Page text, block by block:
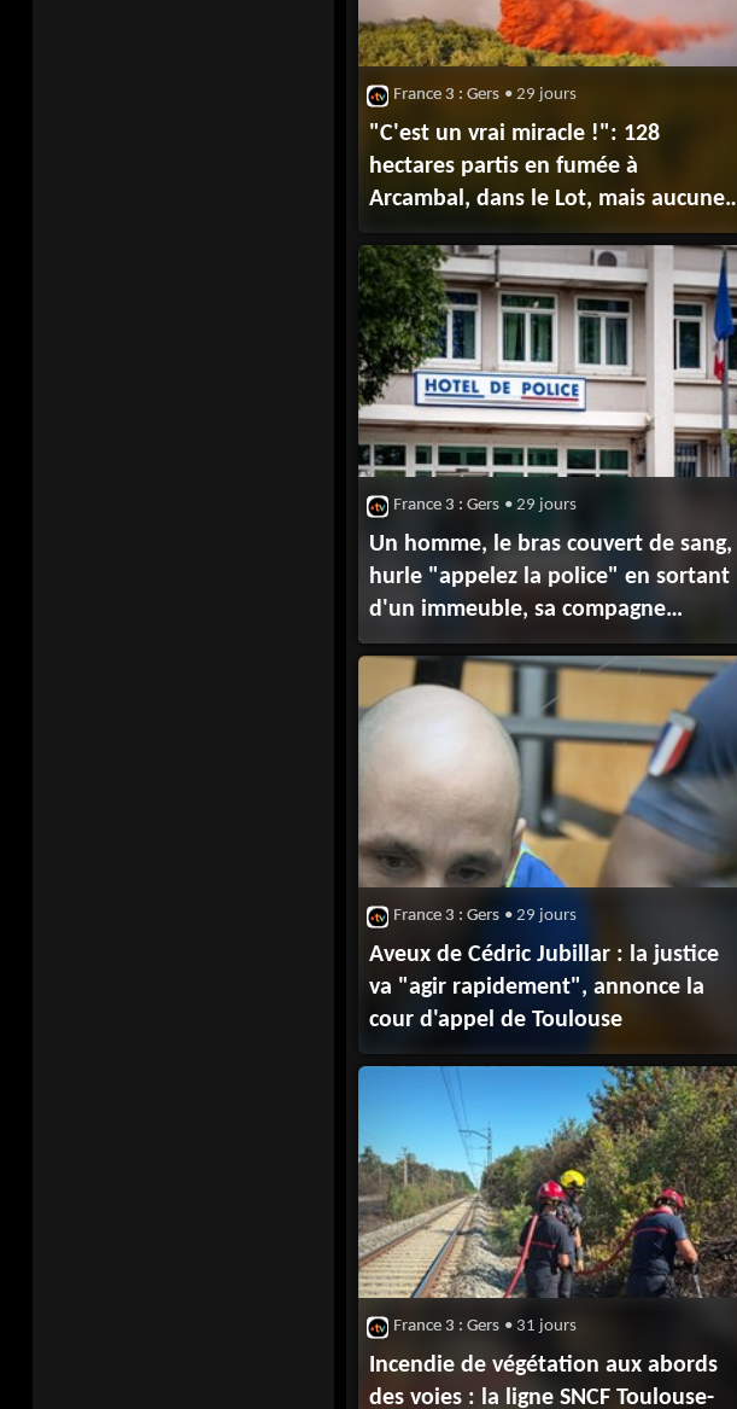
France 3 : Gers • 29 jours
"C'est un vrai miracle !": 128
hectares partis en fumée à
Arcambal, dans le Lot, mais aucune
France 3 : Gers • 29 jours
Un homme, le bras couvert de sang,
hurle "appelez la police" en sortant
d'un immeuble, sa compagne
retrouvée égorgée dans son
appartement par la police
France 3 : Gers • 29 jours
Aveux de Cédric Jubillar : la justice
va "agir rapidement", annonce la
cour d'appel de Toulouse
France 3 : Gers • 31 jours
Incendie de végétation aux abords
des voies : la ligne SNCF Toulouse-